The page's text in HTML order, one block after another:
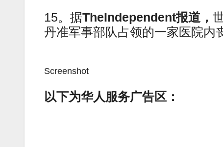
15。据TheIndependent报道，
丹准军事部队占领的一家医院内
Screenshot
以下为华人服务广告区：